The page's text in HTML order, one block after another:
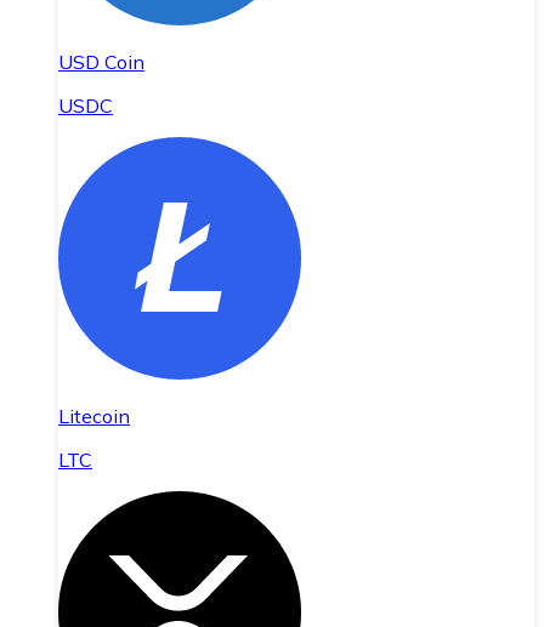
USD Coin
USDC
Litecoin
LTC